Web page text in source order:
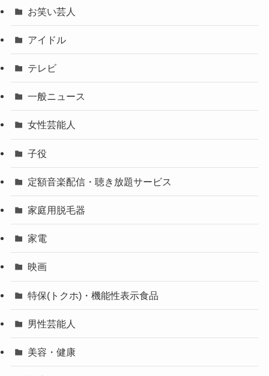
お笑い芸人
アイドル
テレビ
一般ニュース
女性芸能人
子役
定額音楽配信・聴き放題サービス
家庭用脱毛器
家電
映画
特保(トクホ)・機能性表示食品
男性芸能人
美容・健康